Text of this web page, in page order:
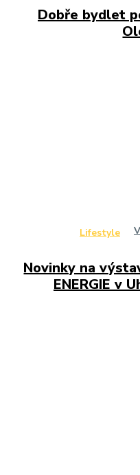
Dobře bydlet
Lifestyle
Novinky na
ENERGIE v